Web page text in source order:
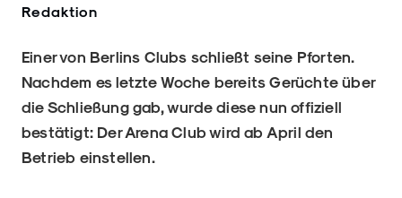
Redaktion
Einer von Berlins Clubs schließt seine Pforten.
Nachdem es letzte Woche bereits Gerüchte über
die Schließung gab, wurde diese nun offiziell
bestätigt: Der Arena Club wird ab April den
Betrieb einstellen.